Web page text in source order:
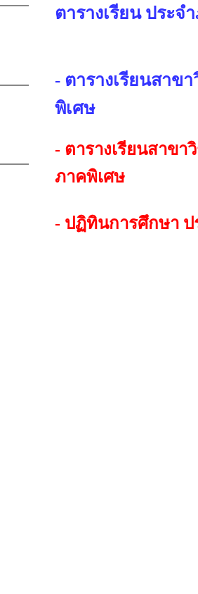
ตารางเรียน ประจ
- ตารางเรียนสาข
พิเศษ
- ตารางเรียนสาข
ภาคพิเศษ
- ปฏิทินการศึกษา ป